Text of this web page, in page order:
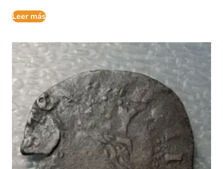
Leer más